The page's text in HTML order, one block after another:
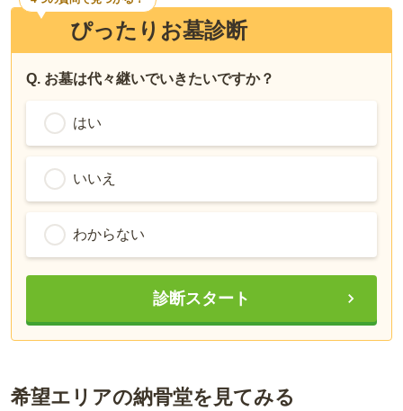
ぴったりお墓診断
Q. お墓は代々継いでいきたいですか？
はい
いいえ
わからない
診断スタート
希望エリアの納骨堂を見てみる